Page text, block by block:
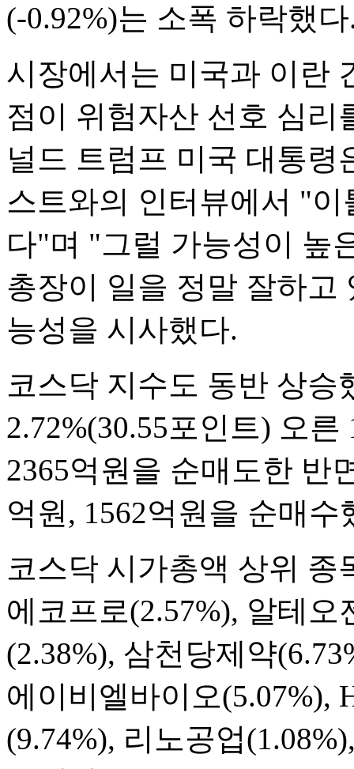
(-0.92%)는 소폭 하락했
시장에서는 미국과 이란
점이 위험자산 선호 심리
널드 트럼프 미국 대통령
스트와의 인터뷰에서 "
다"며 "그럴 가능성이 높
총장이 일을 정말 잘하고
능성을 시사했다.
코스닥 지수도 동반 상승
2.72%(30.55포인트) 오
2365억원을 순매도한 반
억원, 1562억원을 순매수
코스닥 시가총액 상위 종
에코프로(2.57%), 알테
(2.38%), 삼천당제약
에이비엘바이오(5.07%),
(9.74%), 리노공업